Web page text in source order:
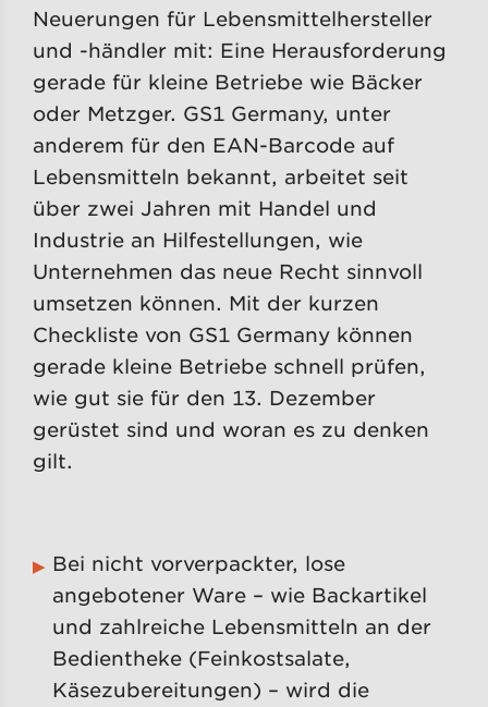
Neuerungen für Lebensmittelhersteller
und -händler mit: Eine Herausforderung
gerade für kleine Betriebe wie Bäcker
oder Metzger. GS1 Germany, unter
anderem für den EAN-Barcode auf
Lebensmitteln bekannt, arbeitet seit
über zwei Jahren mit Handel und
Industrie an Hilfestellungen, wie
Unternehmen das neue Recht sinnvoll
umsetzen können. Mit der kurzen
Checkliste von GS1 Germany können
gerade kleine Betriebe schnell prüfen,
wie gut sie für den 13. Dezember
gerüstet sind und woran es zu denken
gilt.
Bei nicht vorverpackter, lose
angebotener Ware – wie Backartikel
und zahlreiche Lebensmitteln an der
Bedientheke (Feinkostsalate,
Käsezubereitungen) – wird die